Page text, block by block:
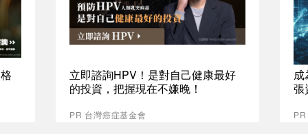
立即諮詢HPV！是對自己健康最好
的投資，把握現在不嫌晚！
PR 台灣癌症基金會
成
張